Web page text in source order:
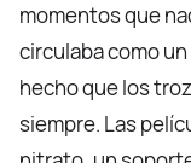
momentos que
circulaba como un
hecho que los
siempre. Las